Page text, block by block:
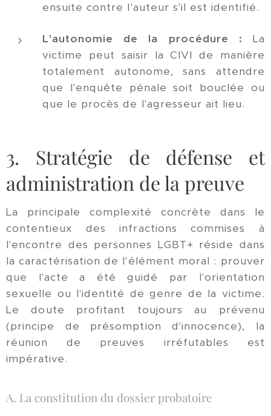
ensuite contre l'auteur s'il est identifié.
L'autonomie de la procédure : La
victime peut saisir la CIVI de manière
totalement autonome, sans attendre
que l'enquête pénale soit bouclée ou
que le procès de l'agresseur ait lieu.
3. Stratégie de défense et
administration de la preuve
La principale complexité concrète dans le
contentieux des infractions commises à
l'encontre des personnes LGBT+ réside dans
la caractérisation de l'élément moral : prouver
que l'acte a été guidé par l'orientation
sexuelle ou l'identité de genre de la victime.
Le doute profitant toujours au prévenu
(principe de présomption d'innocence), la
réunion de preuves irréfutables est
impérative.
A. La constitution du dossier probatoire